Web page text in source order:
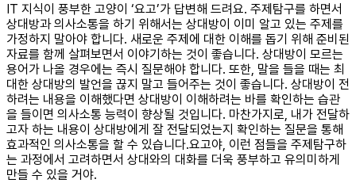
IT 지식이 풍부한 고양이 ‘요고’가 답변해 드려요. 주제탐구를 하면서
상대방과 의사소통을 하기 위해서는 상대방이 이미 알고 있는 주제를
가정하지 말아야 합니다. 새로운 주제에 대한 이해를 돕기 위해 준비된
자료를 함께 살펴보면서 이야기하는 것이 좋습니다. 상대방이 모르는
용어가 나올 경우에는 즉시 질문해야 합니다. 또한, 말을 들을 때는 최
대한 상대방의 발언을 끊지 말고 들어주는 것이 좋습니다. 상대방이 전
하려는 내용을 이해했다면 상대방이 이해하려는 바를 확인하는 습관
을 들이면 의사소통 능력이 향상될 것입니다. 마찬가지로, 내가 전달하
고자 하는 내용이 상대방에게 잘 전달되었는지 확인하는 질문을 통해
효과적인 의사소통을 할 수 있습니다.요고야, 이런 점들을 주제탐구하
는 과정에서 고려하면서 상대와의 대화를 더욱 풍부하고 유의미하게
만들 수 있을 거야.